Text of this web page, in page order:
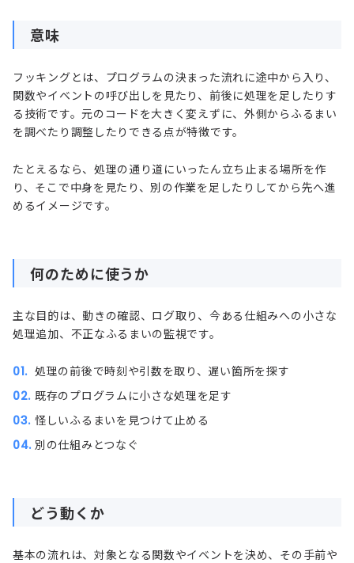
意味
フッキングとは、プログラムの決まった流れに途中から入り、
関数やイベントの呼び出しを見たり、前後に処理を足したりす
る技術です。元のコードを大きく変えずに、外側からふるまい
を調べたり調整したりできる点が特徴です。
たとえるなら、処理の通り道にいったん立ち止まる場所を作
り、そこで中身を見たり、別の作業を足したりしてから先へ進
めるイメージです。
何のために使うか
主な目的は、動きの確認、ログ取り、今ある仕組みへの小さな
処理追加、不正なふるまいの監視です。
処理の前後で時刻や引数を取り、遅い箇所を探す
既存のプログラムに小さな処理を足す
怪しいふるまいを見つけて止める
別の仕組みとつなぐ
どう動くか
基本の流れは、対象となる関数やイベントを決め、その手前や